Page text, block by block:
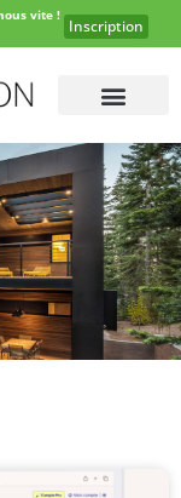
vite !
Inscription